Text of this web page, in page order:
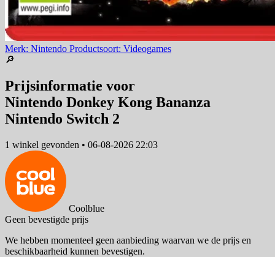
Merk: Nintendo Productsoort: Videogames
🔎
Prijsinformatie voor
Nintendo Donkey Kong Bananza
Nintendo Switch 2
1 winkel gevonden • 06-08-2026 22:03
Coolblue
Geen bevestigde prijs
We hebben momenteel geen aanbieding waarvan we de prijs en
beschikbaarheid kunnen bevestigen.